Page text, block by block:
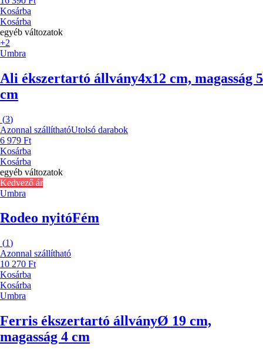
Kosárba
Kosárba
egyéb változatok
+2
Umbra
Ali ékszertartó állvány4x12 cm, magasság 5
cm
(3)
Azonnal szállíthatóUtolsó darabok
6 979 Ft
Kosárba
Kosárba
egyéb változatok
Kedvező ár
Umbra
Rodeo nyitóFém
(1)
Azonnal szállítható
10 270 Ft
Kosárba
Kosárba
Umbra
Ferris ékszertartó állványØ 19 cm,
magasság 4 cm